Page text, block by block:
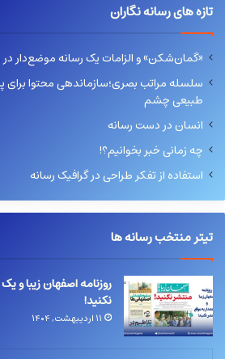
تازه های رسانه نگاران
«گمان‌شکن» و الزامات یک رسانه موضع‌دار
سلسله مراتب بصری؛سازماندهی محتوا برای
طبیعی چشم
انسان در دست رسانه
چه زمانی خبر بخوانیم؟!
استفاده از تفکر طراحی در گرافیک رسانه
تیتر منتخب رسانه ها
روزنامه اصفهان زیبا
نکنید!
۱۱ اردیبهشت, ۱۴۰۴